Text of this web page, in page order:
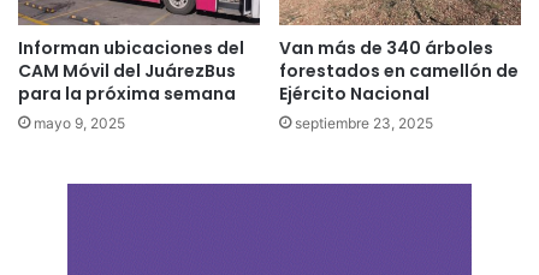
Informan ubicaciones del
CAM Móvil del JuárezBus
para la próxima semana
mayo 9, 2025
Van más de 340 árboles
forestados en camellón de
Ejército Nacional
septiembre 23, 2025